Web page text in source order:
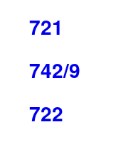
721
742/9
722